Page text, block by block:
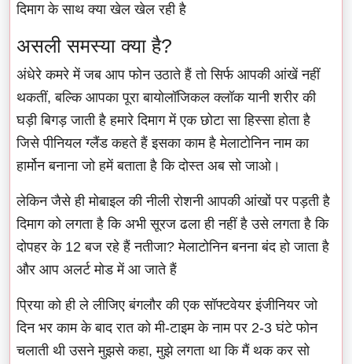
दिमाग के साथ क्या खेल खेल रही है
असली समस्या क्या है?
अंधेरे कमरे में जब आप फोन उठाते हैं तो सिर्फ आपकी आंखें नहीं
थकतीं, बल्कि आपका पूरा बायोलॉजिकल क्लॉक यानी शरीर की
घड़ी बिगड़ जाती है हमारे दिमाग में एक छोटा सा हिस्सा होता है
जिसे पीनियल ग्लैंड कहते हैं इसका काम है मेलाटोनिन नाम का
हार्मोन बनाना जो हमें बताता है कि दोस्त अब सो जाओ।
लेकिन जैसे ही मोबाइल की नीली रोशनी आपकी आंखों पर पड़ती है
दिमाग को लगता है कि अभी सूरज ढला ही नहीं है उसे लगता है कि
दोपहर के 12 बज रहे हैं नतीजा? मेलाटोनिन बनना बंद हो जाता है
और आप अलर्ट मोड में आ जाते हैं
प्रिया को ही ले लीजिए बंगलौर की एक सॉफ्टवेयर इंजीनियर जो
दिन भर काम के बाद रात को मी-टाइम के नाम पर 2-3 घंटे फोन
चलाती थी उसने मुझसे कहा, मुझे लगता था कि मैं थक कर सो